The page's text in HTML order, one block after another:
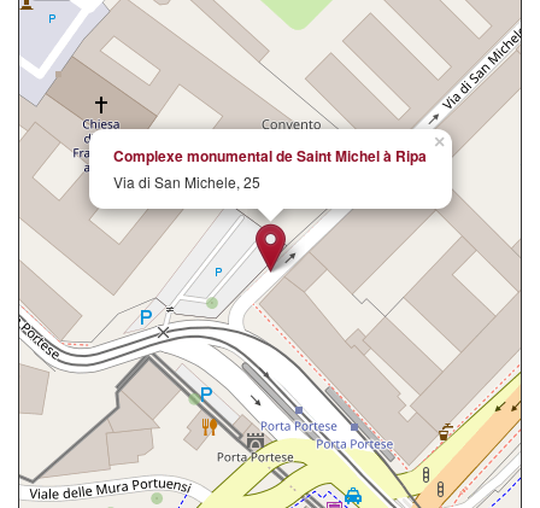
×
Complexe monumental de Saint Michel à Ripa
Via di San Michele, 25